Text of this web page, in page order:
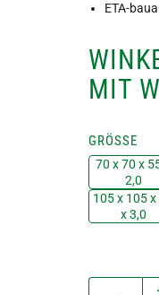
ETA-
MIT
GRÖSSE
70 x 70 x
2,0
105 x 105 x
x 3,0